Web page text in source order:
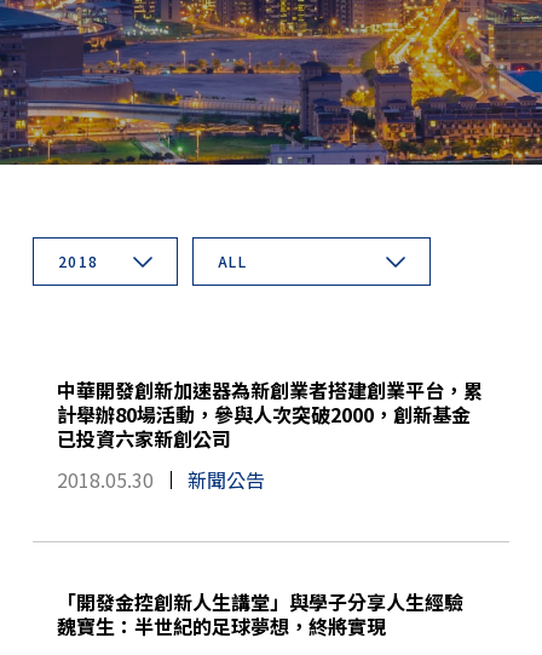
2018 ALL
中華開發創新加速器為新創業者搭建創業平台，累
計舉辦80場活動，參與人次突破2000，創新基金
已投資六家新創公司
2018.05.30
新聞公告
「開發金控創新人生講堂」與學子分享人生經驗
魏寶生：半世紀的足球夢想，終將實現